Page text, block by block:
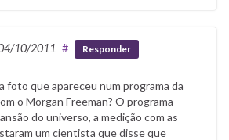
10/2011 # Responder
foto que apareceu num programa da
o Morgan Freeman? O programa
do universo, a medição com as
um cientista que disse que